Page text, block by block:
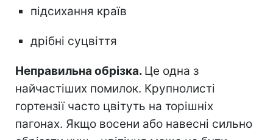
підсихання країв
дрібні суцвіття
Неправильна обрізка. Це одна з
найчастіших помилок. Крупнолисті
гортензії часто цвітуть на торішніх
пагонах. Якщо восени або навесні сильно